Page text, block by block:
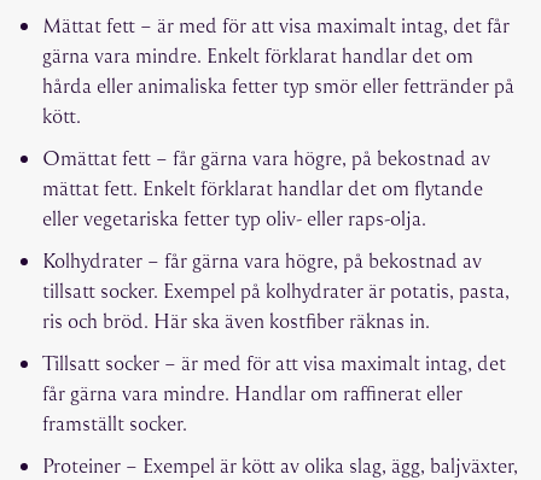
Mättat fett – är med för att visa maximalt intag, det får
gärna vara mindre. Enkelt förklarat handlar det om
hårda eller animaliska fetter typ smör eller fettränder på
kött.
Omättat fett – får gärna vara högre, på bekostnad av
mättat fett. Enkelt förklarat handlar det om flytande
eller vegetariska fetter typ oliv- eller raps-olja.
Kolhydrater – får gärna vara högre, på bekostnad av
tillsatt socker. Exempel på kolhydrater är potatis, pasta,
ris och bröd. Här ska även kostfiber räknas in.
Tillsatt socker – är med för att visa maximalt intag, det
får gärna vara mindre. Handlar om raffinerat eller
framställt socker.
Proteiner – Exempel är kött av olika slag, ägg, baljväxter,